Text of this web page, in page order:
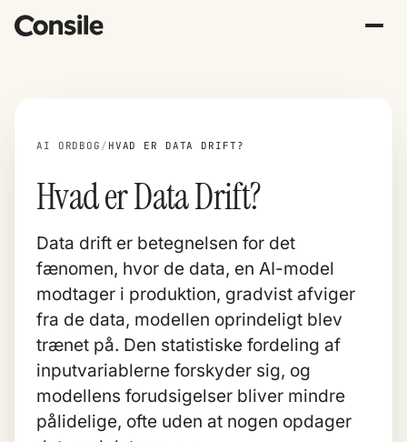
AI ORDBOG / HVAD ER DATA DRIFT?
Hvad er Data Drift?
Data drift er betegnelsen for det
fænomen, hvor de data, en AI-model
modtager i produktion, gradvist afviger
fra de data, modellen oprindeligt blev
trænet på. Den statistiske fordeling af
inputvariablerne forskyder sig, og
modellens forudsigelser bliver mindre
pålidelige, ofte uden at nogen opdager